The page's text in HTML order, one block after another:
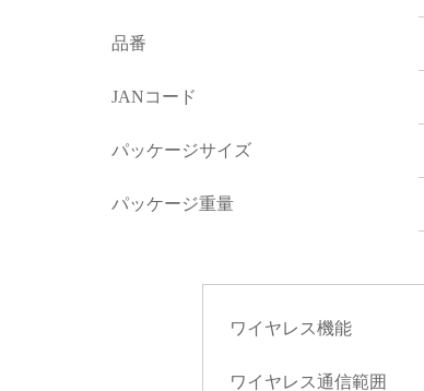
品番
JANコード
パッケージサイズ
パッケージ重量
ワイヤレス機能
ワイヤレス通信範囲